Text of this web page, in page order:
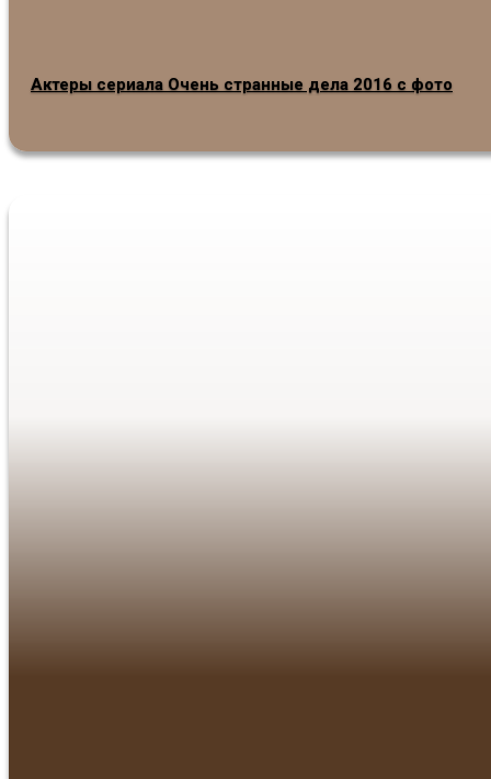
Актеры сериала Очень странные дела 2016 с фото